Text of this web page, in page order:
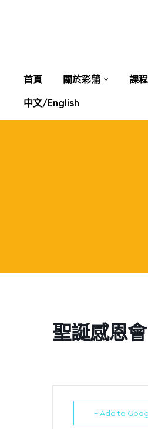
首頁 關於彩蒲 課
中文/English
聖誕感恩會
+ Add to